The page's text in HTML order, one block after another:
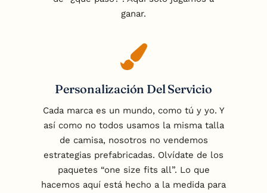
ganar.
Personalización Del Servicio
Cada marca es un mundo, como tú y yo. Y
así como no todos usamos la misma talla
de camisa, nosotros no vendemos
estrategias prefabricadas. Olvídate de los
paquetes “one size fits all”. Lo que
hacemos aquí está hecho a la medida para